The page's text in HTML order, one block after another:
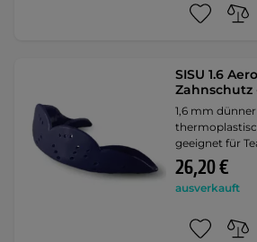
SISU 1.6
Zahnschutz
1,6 mm
geeignet für
26,20 €
ausverkauft